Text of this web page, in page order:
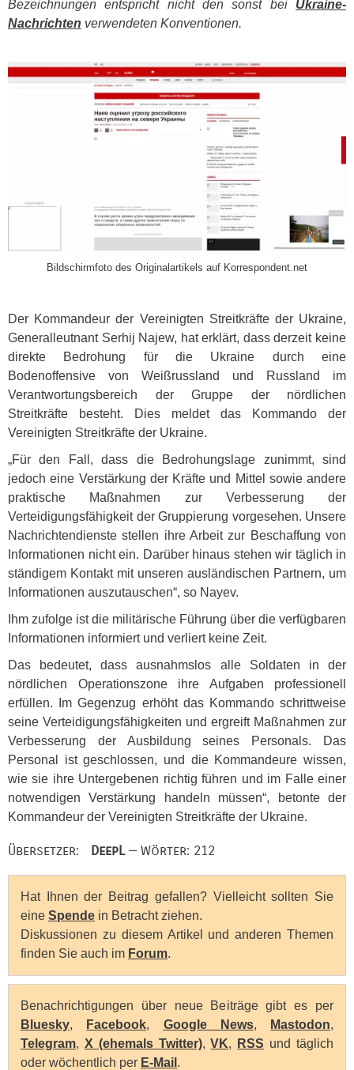
Bezeichnungen entspricht nicht den sonst bei Ukraine-
Nachrichten verwendeten Konventionen.
Bildschirmfoto des Originalartikels auf Korrespondent.net
Der Kommandeur der Vereinigten Streitkräfte der Ukraine,
Generalleutnant Serhij Najew, hat erklärt, dass derzeit keine
direkte Bedrohung für die Ukraine durch eine
Bodenoffensive von Weißrussland und Russland im
Verantwortungsbereich der Gruppe der nördlichen
Streitkräfte besteht. Dies meldet das Kommando der
Vereinigten Streitkräfte der Ukraine.
„Für den Fall, dass die Bedrohungslage zunimmt, sind
jedoch eine Verstärkung der Kräfte und Mittel sowie andere
praktische Maßnahmen zur Verbesserung der
Verteidigungsfähigkeit der Gruppierung vorgesehen. Unsere
Nachrichtendienste stellen ihre Arbeit zur Beschaffung von
Informationen nicht ein. Darüber hinaus stehen wir täglich in
ständigem Kontakt mit unseren ausländischen Partnern, um
Informationen auszutauschen“, so Nayev.
Ihm zufolge ist die militärische Führung über die verfügbaren
Informationen informiert und verliert keine Zeit.
Das bedeutet, dass ausnahmslos alle Soldaten in der
nördlichen Operationszone ihre Aufgaben professionell
erfüllen. Im Gegenzug erhöht das Kommando schrittweise
seine Verteidigungsfähigkeiten und ergreift Maßnahmen zur
Verbesserung der Ausbildung seines Personals. Das
Personal ist geschlossen, und die Kommandeure wissen,
wie sie ihre Untergebenen richtig führen und im Falle einer
notwendigen Verstärkung handeln müssen“, betonte der
Kommandeur der Vereinigten Streitkräfte der Ukraine.
Übersetzer: DeepL— Wörter: 212
Hat Ihnen der Beitrag gefallen? Vielleicht sollten Sie
eine Spende in Betracht ziehen.
Diskussionen zu diesem Artikel und anderen Themen
finden Sie auch im Forum.
Benachrichtigungen über neue Beiträge gibt es per
Bluesky, Facebook, Google News, Mastodon,
Telegram, X (ehemals Twitter),VK, RSS und täglich
oder wöchentlich per E-Mail .